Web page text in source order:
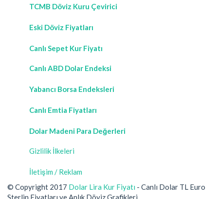
TCMB Döviz Kuru Çevirici
Eski Döviz Fiyatları
Canlı Sepet Kur Fiyatı
Canlı ABD Dolar Endeksi
Yabancı Borsa Endeksleri
Canlı Emtia Fiyatları
Dolar Madeni Para Değerleri
Gizlilik İlkeleri
İletişim / Reklam
© Copyright 2017 Dolar Lira Kur Fiyatı - Canlı Dolar TL Euro
Sterlin Fiyatları ve Anlık Döviz Grafikleri